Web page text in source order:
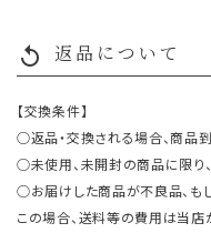
replay 返品について
【交換条件】
○返品・交換される場合、商品
○未使用、未開封の商品に限り、
○お届けした商品が不良品、も
この場合、送料等の費用は当店